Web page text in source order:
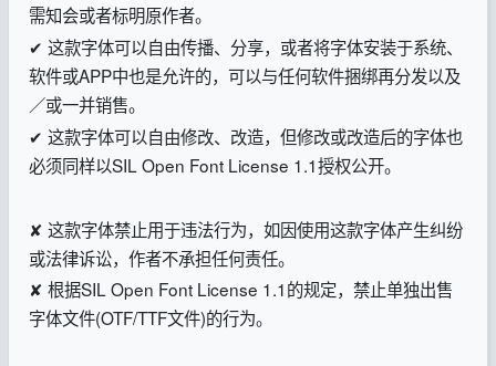
需知会或者标明原作者。
✔ 这款字体可以自由传播、分享，或者将字体安装于系统、
软件或APP中也是允许的，可以与任何软件捆绑再分发以及
／或一并销售。
✔ 这款字体可以自由修改、改造，但修改或改造后的字体也
必须同样以SIL Open Font License 1.1授权公开。
✘ 这款字体禁止用于违法行为，如因使用这款字体产生纠纷
或法律诉讼，作者不承担任何责任。
✘ 根据SIL Open Font License 1.1的规定，禁止单独出售
字体文件(OTF/TTF文件)的行为。